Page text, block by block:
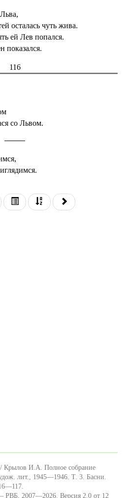
осталась чуть жива.
ей Лев попался.
показался.
116
со Львом.
И.А. Полное собрание
лит., 1945—1946. Т. 3. Басни.
РВБ, 2007—2026. Версия 2.0 от 12